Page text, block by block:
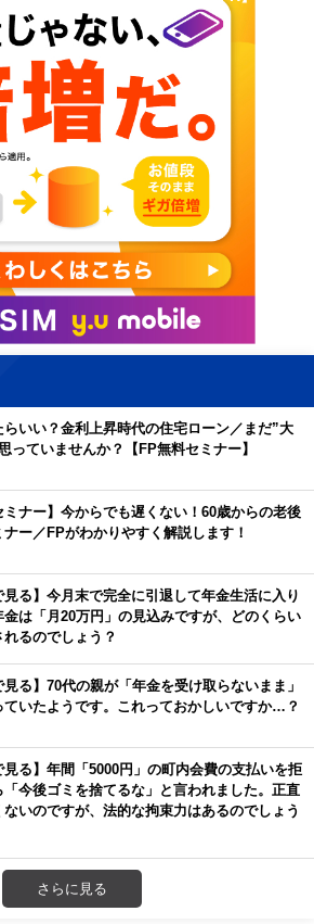
らいい？金利上昇時代の住宅ローン／まだ”大
っていませんか？【FP無料セミナー】
ミナー】今からでも遅くない！60歳からの老後
ナー／FPがわかりやすく解説します！
見る】今月末で完全に引退して年金生活に入り
金は「月20万円」の見込みですが、どのくらい
れるのでしょう？
見る】70代の親が「年金を受け取らないまま」
ていたようです。これっておかしいですか…？
見る】年間「5000円」の町内会費の支払いを拒
「今後ゴミを捨てるな」と言われました。正直
ないのですが、法的な拘束力はあるのでしょう
さらに見る